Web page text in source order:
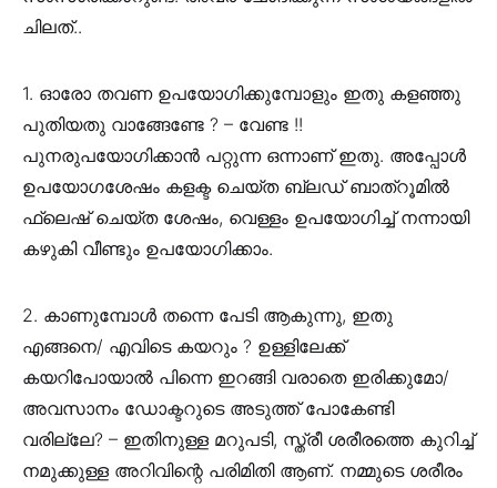
ചിലത്..
1. ഓരോ തവണ ഉപയോഗിക്കുമ്പോളും ഇതു കളഞ്ഞു
പുതിയതു വാങ്ങേണ്ടേ ? – വേണ്ട !!
പുനരുപയോഗിക്കാൻ പറ്റുന്ന ഒന്നാണ് ഇതു. അപ്പോൾ
ഉപയോഗശേഷം കളക്ട ചെയ്ത ബ്ലഡ് ബാത്‌റൂമിൽ
ഫ്ലെഷ് ചെയ്ത ശേഷം, വെള്ളം ഉപയോഗിച്ച് നന്നായി
കഴുകി വീണ്ടും ഉപയോഗിക്കാം.
2. കാണുമ്പോൾ തന്നെ പേടി ആകുന്നു, ഇതു
എങ്ങനെ/ എവിടെ കയറും ? ഉള്ളിലേക്ക്
കയറിപോയാൽ പിന്നെ ഇറങ്ങി വരാതെ ഇരിക്കുമോ/
അവസാനം ഡോക്ടറുടെ അടുത്ത് പോകേണ്ടി
വരില്ലേ? – ഇതിനുള്ള മറുപടി, സ്ത്രീ ശരീരത്തെ കുറിച്ച്
നമുക്കുള്ള അറിവിന്റെ പരിമിതി ആണ്. നമ്മുടെ ശരീരം